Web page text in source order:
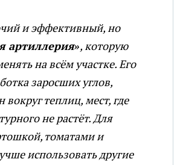
и эффективный, но
артиллерия», которую
на всём участке. Его
заросших углов,
вокруг теплиц, мест, где
не растёт. Для
томатами и
использовать другие